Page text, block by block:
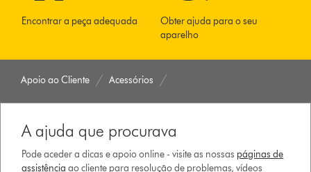
Encontrar a peça adequada
Obter ajuda para o seu
aparelho
Apoio ao Cliente Acessórios
A ajuda que procurava
Pode aceder a dicas e apoio online - visite as nossas páginas de
assistência ao cliente para resolução de problemas, vídeos